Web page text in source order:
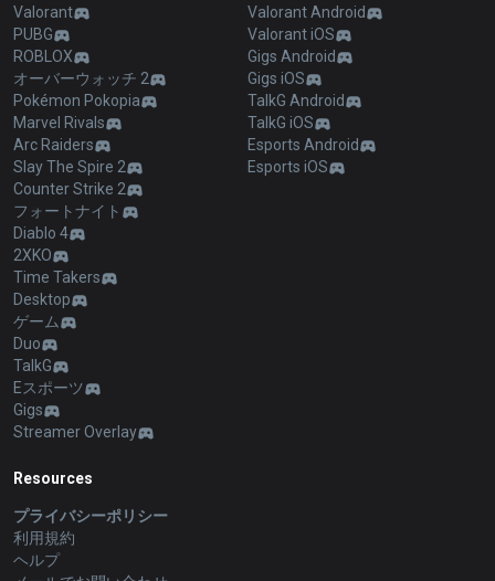
Valorant
PUBG
ROBLOX
オーバーウォッチ 2
Pokémon Pokopia
Marvel Rivals
Arc Raiders
Slay The Spire 2
Counter Strike 2
フォートナイト
Diablo 4
2XKO
Time Takers
Desktop
ゲーム
Duo
TalkG
Eスポーツ
Gigs
Streamer Overlay
Valorant Android
Valorant iOS
Gigs Android
Gigs iOS
TalkG Android
TalkG iOS
Esports Android
Esports iOS
Resources
プライバシーポリシー
利用規約
ヘルプ